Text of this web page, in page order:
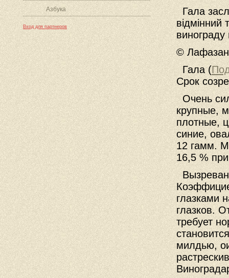
Азбука
Вход для партнеров
Гала
відмінний
винограду
©
Гала (
Срок
Очень
крупные,
плотные,
синие,
12 гамм.
16,5 %
глазками
глазков.
требует
милдью,